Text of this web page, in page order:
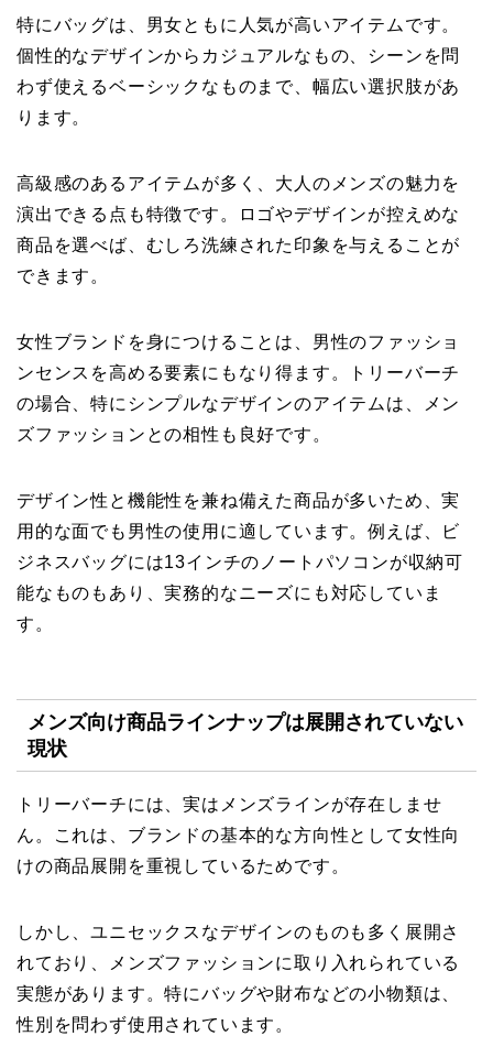
特にバッグは、男女ともに人気が高いアイテムです。
個性的なデザインからカジュアルなもの、シーンを問
わず使えるベーシックなものまで、幅広い選択肢があ
ります。
高級感のあるアイテムが多く、大人のメンズの魅力を
演出できる点も特徴です。ロゴやデザインが控えめな
商品を選べば、むしろ洗練された印象を与えることが
できます。
女性ブランドを身につけることは、男性のファッショ
ンセンスを高める要素にもなり得ます。トリーバーチ
の場合、特にシンプルなデザインのアイテムは、メン
ズファッションとの相性も良好です。
デザイン性と機能性を兼ね備えた商品が多いため、実
用的な面でも男性の使用に適しています。例えば、ビ
ジネスバッグには13インチのノートパソコンが収納可
能なものもあり、実務的なニーズにも対応していま
す。
メンズ向け商品ラインナップは展開されていない
現状
トリーバーチには、実はメンズラインが存在しませ
ん。これは、ブランドの基本的な方向性として女性向
けの商品展開を重視しているためです。
しかし、ユニセックスなデザインのものも多く展開さ
れており、メンズファッションに取り入れられている
実態があります。特にバッグや財布などの小物類は、
性別を問わず使用されています。